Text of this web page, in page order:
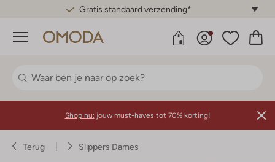
Gratis standaard verzending*
Menu
Shop nu: jouw must-haves tot 70% korting!
Terug Slippers Dames